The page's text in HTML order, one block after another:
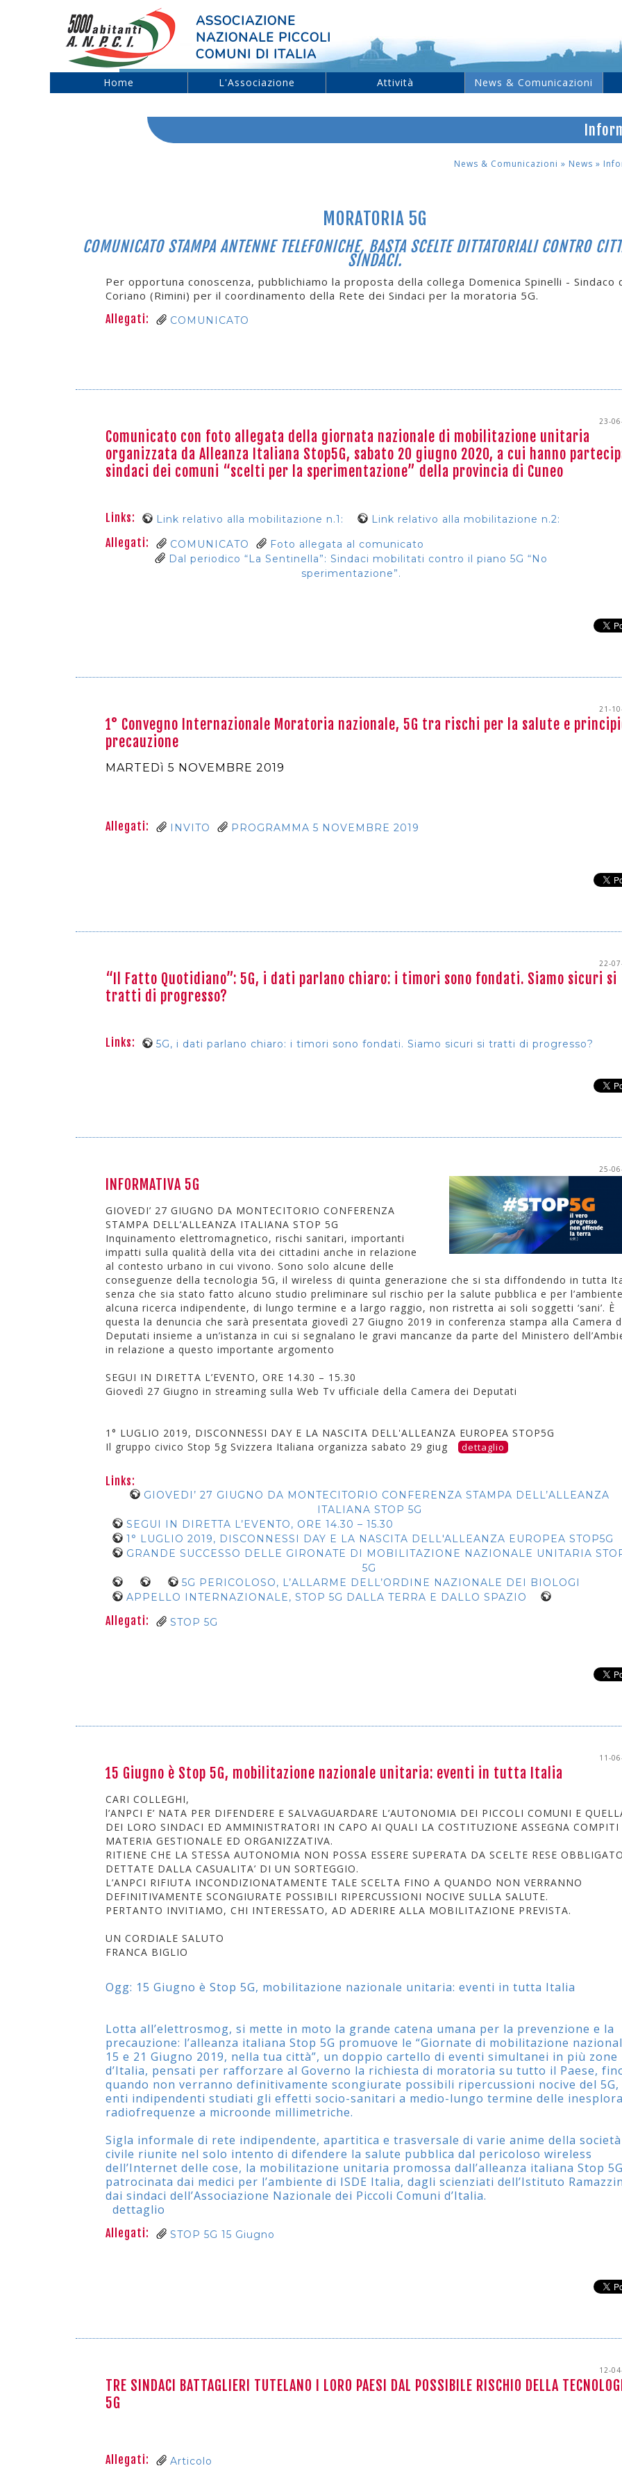
ASSOCIAZIONE
NAZIONALE PICCOLI
COMUNI DI ITALIA
Home L'Associazione Attività News & Comunicazioni
News & Comunicazioni » News »
MORATORIA 5G
COMUNICATO STAMPA ANTENNE TELEFONICHE, BASTA SCELTE DITTATORIALI CONTRO
SINDACI.
Per opportuna conoscenza, pubblichiamo la proposta della collega Domenica Spinelli - Sindaco
Coriano (Rimini) per il coordinamento della Rete dei Sindaci per la moratoria 5G.
Allegati:
COMUNICATO
23-
Comunicato con foto allegata della giornata nazionale di mobilitazione unitaria
organizzata da Alleanza Italiana Stop5G, sabato 20 giugno 2020, a cui hanno
sindaci dei comuni “scelti per la sperimentazione” della provincia di Cuneo
Links: Link relativo alla mobilitazione n.1: Link relativo alla mobilitazione n.2:
Allegati: COMUNICATO
Foto allegata al comunicato
Dal periodico “La Sentinella”: Sindaci mobilitati contro il piano 5G “No
sperimentazione”.
21-
1° Convegno Internazionale Moratoria nazionale, 5G tra rischi per la salute e
precauzione
MARTEDì 5 NOVEMBRE 2019
Allegati: INVITO PROGRAMMA 5 NOVEMBRE 2019
22-
“Il Fatto Quotidiano”: 5G, i dati parlano chiaro: i timori sono fondati. Siamo sicuri si
tratti di progresso?
Links: 5G, i dati parlano chiaro: i timori sono fondati. Siamo sicuri si tratti di progresso?
25-
INFORMATIVA 5G
GIOVEDI’ 27 GIUGNO DA MONTECITORIO CONFERENZA
STAMPA DELL’ALLEANZA ITALIANA STOP 5G
Inquinamento elettromagnetico, rischi sanitari, importanti
impatti sulla qualità della vita dei cittadini anche in relazione
al contesto urbano in cui vivono. Sono solo alcune delle
conseguenze della tecnologia 5G, il wireless di quinta generazione che si sta diffondendo in tutta
senza che sia stato fatto alcuno studio preliminare sul rischio per la salute pubblica e per
alcuna ricerca indipendente, di lungo termine e a largo raggio, non ristretta ai soli soggetti ‘sani’. È
questa la denuncia che sarà presentata giovedì 27 Giugno 2019 in conferenza stampa alla Camera
Deputati insieme a un’istanza in cui si segnalano le gravi mancanze da parte del Ministero
in relazione a questo importante argomento
SEGUI IN DIRETTA L’EVENTO, ORE 14.30 – 15.30
Giovedì 27 Giugno in streaming sulla Web Tv ufficiale della Camera dei Deputati
1° LUGLIO 2019, DISCONNESSI DAY E LA NASCITA DELL'ALLEANZA EUROPEA STOP5G
Il gruppo civico Stop 5g Svizzera Italiana organizza sabato 29 giug dettaglio
Links:
GIOVEDI’ 27 GIUGNO DA MONTECITORIO CONFERENZA STAMPA DELL’ALLEANZA
ITALIANA STOP 5G
SEGUI IN DIRETTA L’EVENTO, ORE 14.30 – 15.30
1° LUGLIO 2019, DISCONNESSI DAY E LA NASCITA DELL'ALLEANZA EUROPEA STOP5G
GRANDE SUCCESSO DELLE GIRONATE DI MOBILITAZIONE NAZIONALE UNITARIA
5G
5G PERICOLOSO, L’ALLARME DELL’ORDINE NAZIONALE DEI BIOLOGI
APPELLO INTERNAZIONALE, STOP 5G DALLA TERRA E DALLO SPAZIO
Allegati: STOP 5G
11-
15 Giugno è Stop 5G, mobilitazione nazionale unitaria: eventi in tutta Italia
CARI COLLEGHI,
l’ANPCI E’ NATA PER DIFENDERE E SALVAGUARDARE L’AUTONOMIA DEI PICCOLI COMUNI E
DEI LORO SINDACI ED AMMINISTRATORI IN CAPO AI QUALI LA COSTITUZIONE ASSEGNA COMPITI
MATERIA GESTIONALE ED ORGANIZZATIVA.
RITIENE CHE LA STESSA AUTONOMIA NON POSSA ESSERE SUPERATA DA SCELTE RESE
DETTATE DALLA CASUALITA’ DI UN SORTEGGIO.
L’ANPCI RIFIUTA INCONDIZIONATAMENTE TALE SCELTA FINO A QUANDO NON VERRANNO
DEFINITIVAMENTE SCONGIURATE POSSIBILI RIPERCUSSIONI NOCIVE SULLA SALUTE.
PERTANTO INVITIAMO, CHI INTERESSATO, AD ADERIRE ALLA MOBILITAZIONE PREVISTA.
UN CORDIALE SALUTO
FRANCA BIGLIO
Ogg: 15 Giugno è Stop 5G, mobilitazione nazionale unitaria: eventi in tutta Italia
Lotta all’elettrosmog, si mette in moto la grande catena umana per la prevenzione e la
precauzione: l’alleanza italiana Stop 5G promuove le “Giornate di mobilitazione
15 e 21 Giugno 2019, nella tua città”, un doppio cartello di eventi simultanei in più zone
d’Italia, pensati per rafforzare al Governo la richiesta di moratoria su tutto il Paese,
quando non verranno definitivamente scongiurate possibili ripercussioni nocive del 5G,
enti indipendenti studiati gli effetti socio-sanitari a medio-lungo termine delle
radiofrequenze a microonde millimetriche.
Sigla informale di rete indipendente, apartitica e trasversale di varie anime della società
civile riunite nel solo intento di difendere la salute pubblica dal pericoloso wireless
dell’Internet delle cose, la mobilitazione unitaria promossa dall’alleanza italiana Stop
patrocinata dai medici per l’ambiente di ISDE Italia, dagli scienziati dell’Istituto
dai sindaci dell’Associazione Nazionale dei Piccoli Comuni d’Italia.
dettaglio
Allegati: STOP 5G 15 Giugno
12-
TRE SINDACI BATTAGLIERI TUTELANO I LORO PAESI DAL POSSIBILE RISCHIO DELLA
5G
Allegati: Articolo